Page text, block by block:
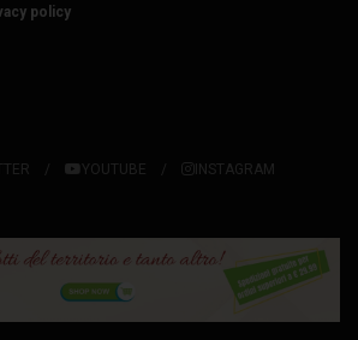
policy
YOUTUBE INSTAGRAM